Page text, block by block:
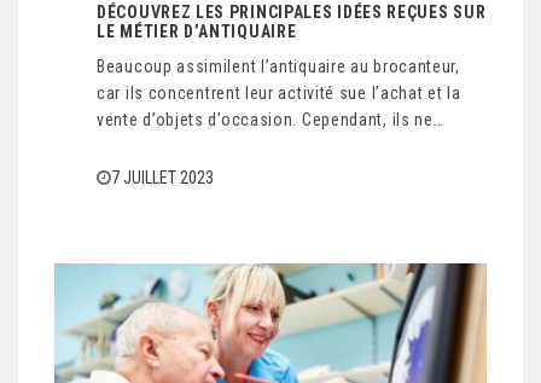
DÉCOUVREZ LES PRINCIPALES IDÉES REÇUES SUR
LE MÉTIER D’ANTIQUAIRE
Beaucoup assimilent l’antiquaire au brocanteur,
car ils concentrent leur activité sue l’achat et la
vente d’objets d’occasion. Cependant, ils ne…
7 JUILLET 2023